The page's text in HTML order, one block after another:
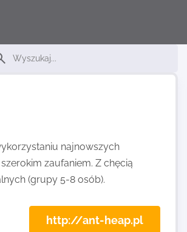
najnowszych
zaufaniem. Z chęcią
(grupy 5-8 osób).
http://ant-heap.pl